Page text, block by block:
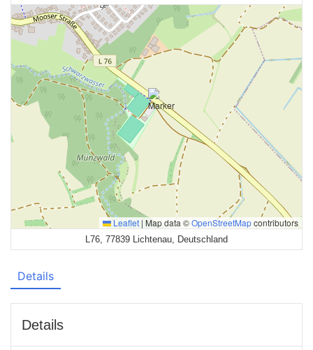
Leaflet | Map data ©OpenStreetMapcontributors
L76, 77839 Lichtenau, Deutschland
Details
Details